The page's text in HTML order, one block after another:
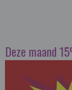
Deze maand